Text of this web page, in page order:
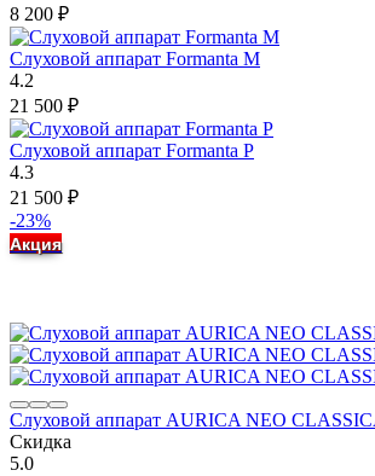
8 200 ₽
Слуховой аппарат Formanta M
4.2
21 500 ₽
Слуховой аппарат Formanta P
4.3
21 500 ₽
-23%
Акция
Слуховой аппарат AURICA NEO
Скидка
5.0